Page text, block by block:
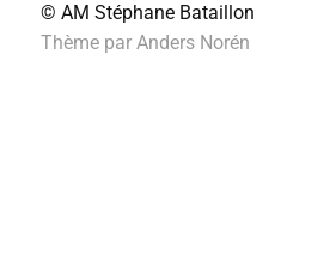
© AM Stéphane Bataillon
Thème par Anders Norén